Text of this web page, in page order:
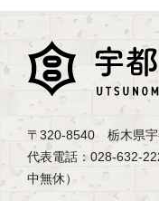
〒320-8540 栃木県宇
代表電話：028-632-
中無休）